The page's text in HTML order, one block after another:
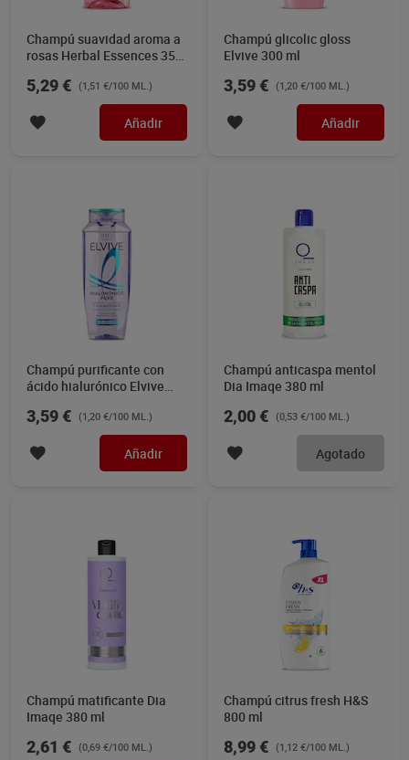
Champú suavidad aroma a
rosas Herbal Essences 350
5,29 € (1,51 €/100 ML.)
Añadir
Champú glicolic gloss
Elvive 300 ml
3,59 € (1,20 €/100 ML.)
Añadir
Champú purificante con
ácido hialurónico Elvive
3,59 € (1,20 €/100 ML.)
Añadir
Champú anticaspa mentol
Dia Imaqe 380 ml
2,00 € (0,53 €/100 ML.)
Agotado
Champú matificante Dia
Imaqe 380 ml
2,61 € (0,69 €/100 ML.)
Champú citrus fresh H&S
800 ml
8,99 € (1,12 €/100 ML.)